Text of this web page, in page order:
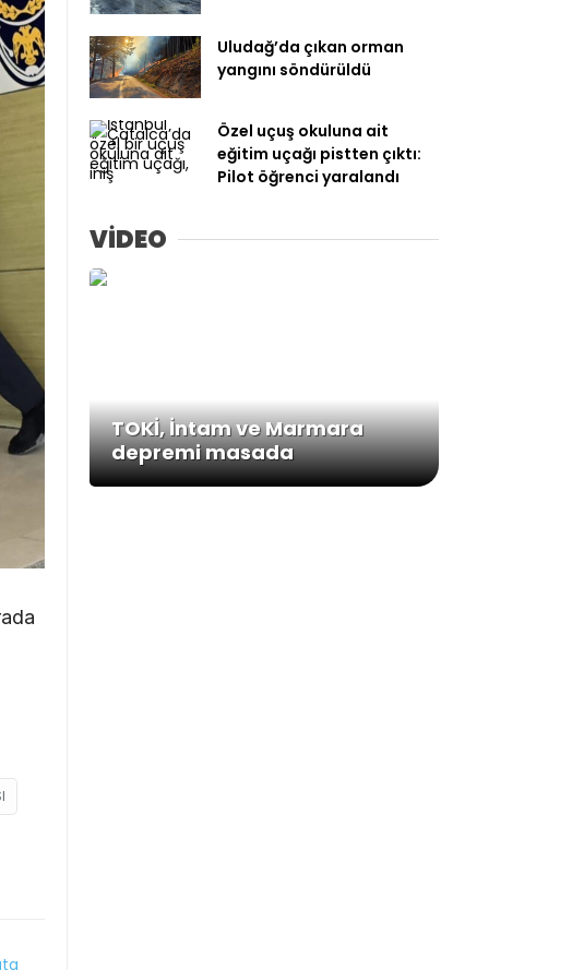
Uludağ’da çıkan orman
yangını söndürüldü
Özel uçuş okuluna ait
eğitim uçağı pistten çıktı:
Pilot öğrenci yaralandı
VİDEO
TOKİ, İntam ve Marmara
depremi masada